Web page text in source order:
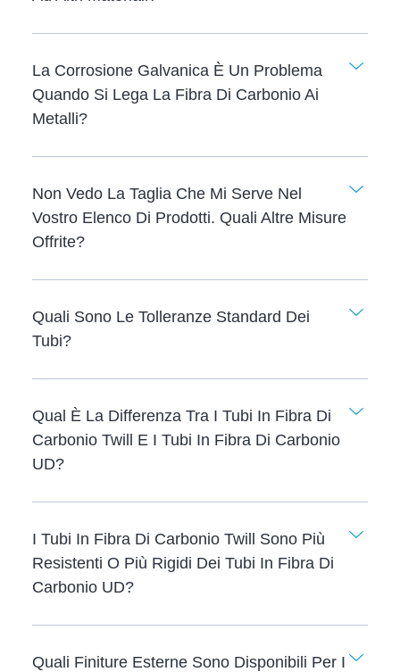
La Corrosione Galvanica È Un Problema
Quando Si Lega La Fibra Di Carbonio Ai
Metalli?
Non Vedo La Taglia Che Mi Serve Nel
Vostro Elenco Di Prodotti. Quali Altre Misure
Offrite?
Quali Sono Le Tolleranze Standard Dei
Tubi?
Qual È La Differenza Tra I Tubi In Fibra Di
Carbonio Twill E I Tubi In Fibra Di Carbonio
UD?
I Tubi In Fibra Di Carbonio Twill Sono Più
Resistenti O Più Rigidi Dei Tubi In Fibra Di
Carbonio UD?
Quali Finiture Esterne Sono Disponibili Per I